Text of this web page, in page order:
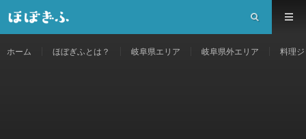
ホーム ほぼぎふとは？ 岐阜県エリア 岐阜県外エリア 料理